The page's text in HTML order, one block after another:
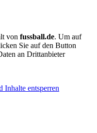
von fussball.de. Um auf
Sie auf den Button
an Drittanbieter
Inhalte entsperren